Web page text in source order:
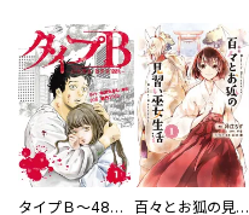
タイプＢ～48時間後、致死率100％～【単話】 百々とお狐の見習い巫女生活【単行本版】